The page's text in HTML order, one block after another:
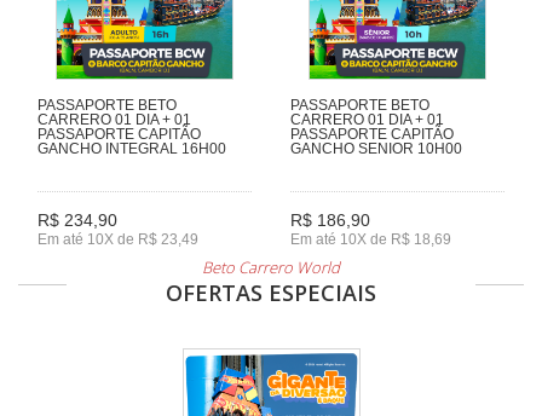
PASSAPORTE BETO
CARRERO 01 DIA + 01
PASSAPORTE CAPITÃO
GANCHO INTEGRAL 16H00
R$ 234,90
Em até 10X de R$ 23,49
PASSAPORTE BETO
CARRERO 01 DIA + 01
PASSAPORTE CAPITÃO
GANCHO SENIOR 10H00
R$ 186,90
Em até 10X de R$ 18,69
Beto Carrero World
OFERTAS ESPECIAIS